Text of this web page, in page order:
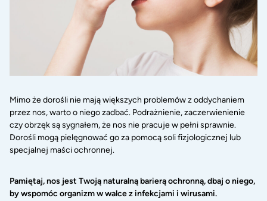
Mimo że dorośli nie mają większych problemów z oddychaniem
przez nos, warto o niego zadbać. Podrażnienie, zaczerwienienie
czy obrzęk są sygnałem, że nos nie pracuje w pełni sprawnie.
Dorośli mogą pielęgnować go za pomocą soli fizjologicznej lub
specjalnej maści ochronnej.
Pamiętaj, nos jest Twoją naturalną barierą ochronną, dbaj o niego,
by wspomóc organizm w walce z infekcjami i wirusami.